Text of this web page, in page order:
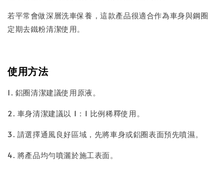
若平常會做深層洗車保養，這款產品很適合作為車身與鋼圈
定期去鐵粉清潔使用。
使用方法
1. 鋁圈清潔建議使用原液。
2. 車身清潔建議以 1：1 比例稀釋使用。
3. 請選擇通風良好區域，先將車身或鋁圈表面預先噴濕。
4. 將產品均勻噴灑於施工表面。